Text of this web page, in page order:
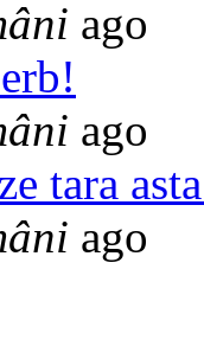
ago
ago
tara
ago